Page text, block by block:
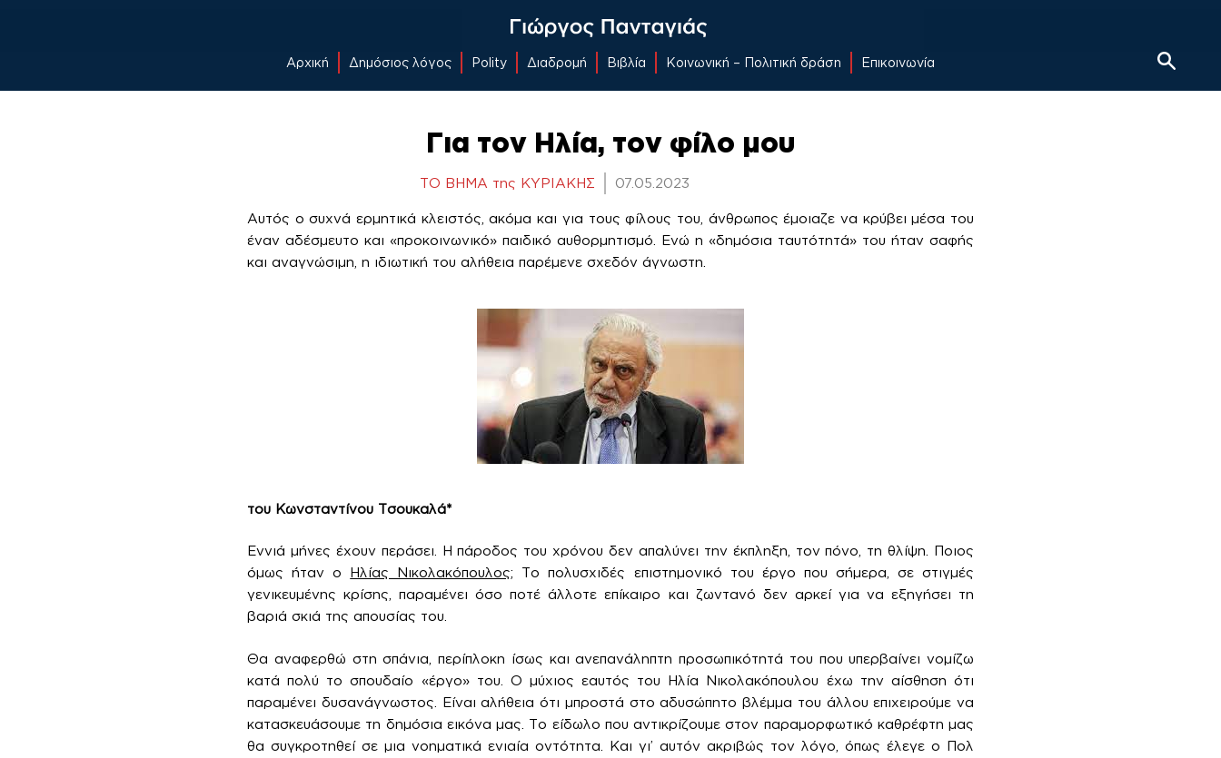
Αρχική Δημόσιος λόγος Polity Διαδρομή Βιβλία Κοινωνική – Πολιτική δράση Επικοινωνία
Για τον Ηλία, τον φίλο μου
ΤΟ ΒΗΜΑ της ΚΥΡΙΑΚΗΣ 07.05.2023
Αυτός ο συχνά ερμητικά κλειστός, ακόμα και για τους φίλους του, άνθρωπος έμοιαζε να κρύβει μέσα του
έναν αδέσμευτο και «προκοινωνικό» παιδικό αυθορμητισμό. Ενώ η «δημόσια ταυτότητά» του ήταν σαφής
και αναγνώσιμη, η ιδιωτική του αλήθεια παρέμενε σχεδόν άγνωστη.
του Κωνσταντίνου Τσουκαλά*
Εννιά μήνες έχουν περάσει. Η πάροδος του χρόνου δεν απαλύνει την έκπληξη, τον πόνο, τη θλίψη. Ποιος
όμως ήταν ο Ηλίας Νικολακόπουλος; Το πολυσχιδές επιστημονικό του έργο που σήμερα, σε στιγμές
γενικευμένης κρίσης, παραμένει όσο ποτέ άλλοτε επίκαιρο και ζωντανό δεν αρκεί για να εξηγήσει τη
βαριά σκιά της απουσίας του.
Θα αναφερθώ στη σπάνια, περίπλοκη ίσως και ανεπανάληπτη προσωπικότητά του που υπερβαίνει νομίζω
κατά πολύ το σπουδαίο «έργο» του. Ο μύχιος εαυτός του Ηλία Νικολακόπουλου έχω την αίσθηση ότι
παραμένει δυσανάγνωστος. Είναι αλήθεια ότι μπροστά στο αδυσώπητο βλέμμα του άλλου επιχειρούμε να
κατασκευάσουμε τη δημόσια εικόνα μας. Το είδωλο που αντικρίζουμε στον παραμορφωτικό καθρέφτη μας
θα συγκροτηθεί σε μια νοηματικά ενιαία οντότητα. Και γι’ αυτόν ακριβώς τον λόγο, όπως έλεγε ο Πολ